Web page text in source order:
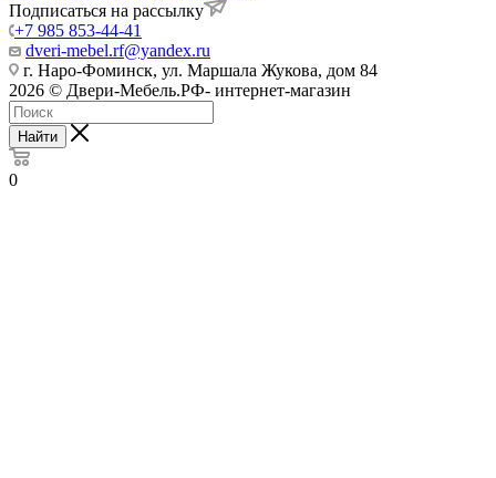
Подписаться на рассылку
+7 985 853-44-41
dveri-mebel.rf@yandex.ru
г. Наро-Фоминск, ул. Маршала Жукова, дом 84
2026 © Двери-Мебель.РФ- интернет-магазин
Найти
0